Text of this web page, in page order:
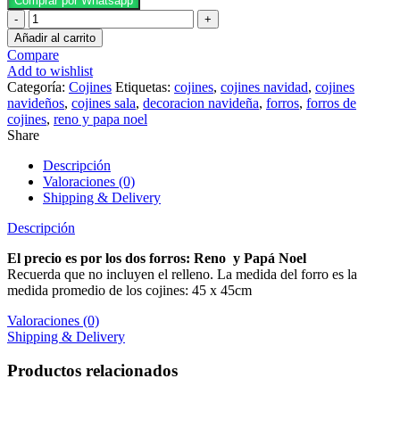
tu
estilo
con
la
mejor
selección
correas
para
relojes
inteligentes
que
combinan
perfectamente
con
tu
Añadir al carrito
Compare
Add to wishlist
Categoría: Cojines Etiquetas: cojines, cojines navidad, cojines
navideños, cojines sala, decoracion navideña, forros, forros de
cojines, reno y papa noel
Share
Descripción
Valoraciones (0)
Shipping & Delivery
Descripción
El precio es por los dos forros: Reno y Papá Noel
Recuerda que no incluyen el relleno. La medida del forro es la
medida promedio de los cojines: 45 x 45cm
Valoraciones (0)
Shipping & Delivery
Productos relacionados